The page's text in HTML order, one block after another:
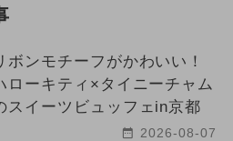
ボンモチーフがかわいい！
ローキティ×タイニーチャム
スイーツビュッフェin京都
2026-08-07